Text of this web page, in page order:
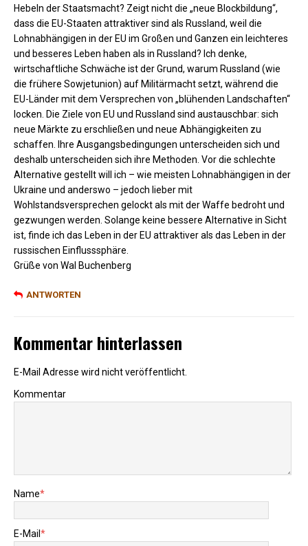
Hebeln der Staatsmacht? Zeigt nicht die „neue Blockbildung“,
dass die EU-Staaten attraktiver sind als Russland, weil die
Lohnabhängigen in der EU im Großen und Ganzen ein leichteres
und besseres Leben haben als in Russland? Ich denke,
wirtschaftliche Schwäche ist der Grund, warum Russland (wie
die frühere Sowjetunion) auf Militärmacht setzt, während die
EU-Länder mit dem Versprechen von „blühenden Landschaften“
locken. Die Ziele von EU und Russland sind austauschbar: sich
neue Märkte zu erschließen und neue Abhängigkeiten zu
schaffen. Ihre Ausgangsbedingungen unterscheiden sich und
deshalb unterscheiden sich ihre Methoden. Vor die schlechte
Alternative gestellt will ich – wie meisten Lohnabhängigen in der
Ukraine und anderswo – jedoch lieber mit
Wohlstandsversprechen gelockt als mit der Waffe bedroht und
gezwungen werden. Solange keine bessere Alternative in Sicht
ist, finde ich das Leben in der EU attraktiver als das Leben in der
russischen Einflusssphäre.
Grüße von Wal Buchenberg
ANTWORTEN
Kommentar hinterlassen
E-Mail Adresse wird nicht veröffentlicht.
Kommentar
Name*
E-Mail *